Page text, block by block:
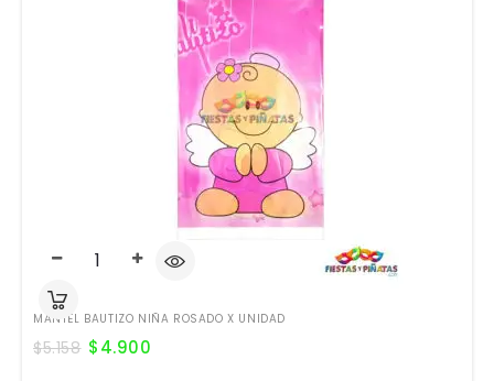
MANTEL BAUTIZO NIÑA ROSADO X UNIDAD
$5.158 $4.900